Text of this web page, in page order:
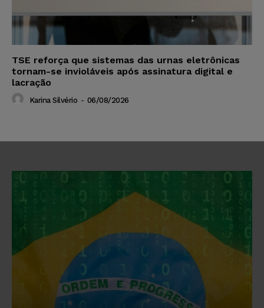
TSE reforça que sistemas das urnas eletrônicas
tornam-se invioláveis após assinatura digital e
lacração
Karina Silvério - 06/08/2026